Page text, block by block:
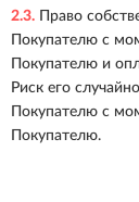
2.3. Право
Покупателю с
Покупателю и
Риск его
Покупателю с
Покупателю.